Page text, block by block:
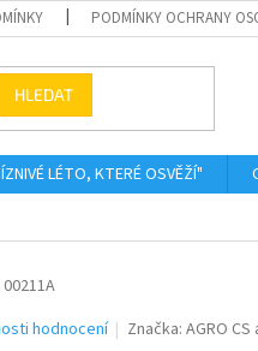
PODMÍNKY OCHRANY
HLEDAT
LÉTO, KTERÉ OSVĚŽÍ"
00211A
hodnocení Značka:AGRO CS